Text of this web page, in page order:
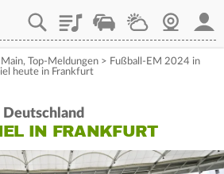
PlaylistStaupilotWetterWebcam
Main, Top-Meldungen > Fußball-EM 2024 in
heute in Frankfurt
Deutschland
IN FRANKFURT